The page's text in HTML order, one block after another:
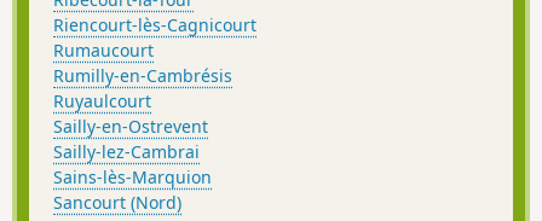
Riencourt-lès-Cagnicourt
Rumaucourt
Rumilly-en-Cambrésis
Ruyaulcourt
Sailly-en-Ostrevent
Sailly-lez-Cambrai
Sains-lès-Marquion
Sancourt (Nord)